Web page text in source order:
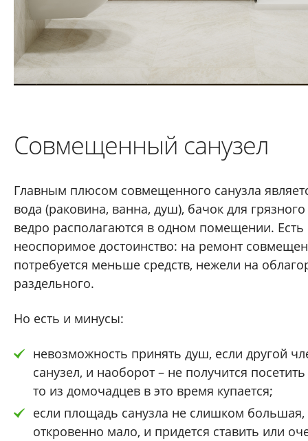
Совмещенный санузел
Главным плюсом совмещенного санузла
вода (раковина, ванна, душ), бачок для
ведро располагаются в одном помещении.
неоспоримое достоинство: на ремонт
потребуется меньше средств, нежели на
раздельного.
Но есть и минусы:
невозможность принять душ, если другой
санузел, и наоборот – не получится
то из домочадцев в это время купается;
если площадь санузла не слишком большая,
откровенно мало, и придется ставить или